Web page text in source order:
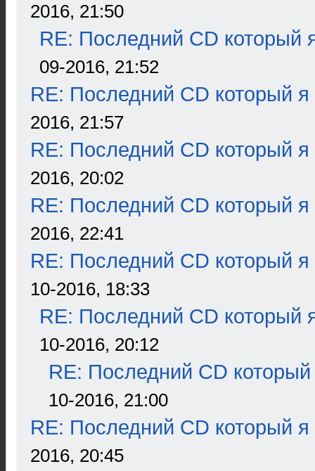
2016, 21:50
RE: Последний CD который
09-2016, 21:52
RE: Последний CD который я
2016, 21:57
RE: Последний CD который я
2016, 20:02
RE: Последний CD который я
2016, 22:41
RE: Последний CD который я
10-2016, 18:33
RE: Последний CD который
10-2016, 20:12
RE: Последний CD который
10-2016, 21:00
RE: Последний CD который я
2016, 20:45